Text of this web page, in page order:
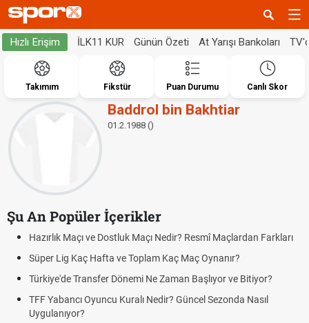
Hızlı Erişim İLK11 KUR Günün Özeti At Yarışı Bankoları
Takımım Fikstür Puan Durumu Canlı Skor
Baddrol bin Bakhtiar
01.2.1988 ()
Şu An Popüler İçerikler
Hazırlık Maçı ve Dostluk Maçı Nedir? Resmî Maçlardan Farkları
Süper Lig Kaç Hafta ve Toplam Kaç Maç Oynanır?
Türkiye'de Transfer Dönemi Ne Zaman Başlıyor ve Bitiyor?
TFF Yabancı Oyuncu Kuralı Nedir? Güncel Sezonda Nasıl
Uygulanıyor?